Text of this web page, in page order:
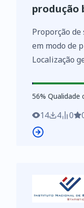
produção
Proporção
em modo de
Localização
agro-
https://
56%
56% Qualidade
14 4 0